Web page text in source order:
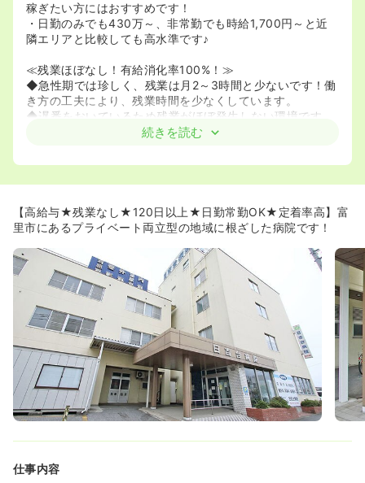
稼ぎたい方にはおすすめです！
・日勤のみでも430万～、非常勤でも時給1,700円～と近
隣エリアと比較しても高水準です♪
≪残業ほぼなし！有給消化率100%！≫
◆急性期では珍しく、残業は月2～3時間と少ないです！働
き方の工夫により、残業時間を少なくしています。
◆遅番をおいているため残業がほぼ発生しない環境です。
◆有給消化率は100%です！各所属長がシフトを組む際に
きます。
◆夜勤専従の方が複数いるため、日勤常勤も時短勤務も相
談可能です！プライベートと両立しながら勤務できます。
≪定着率高！中々でない貴重な求人です！≫
◆定着率が高く、毎年ほとんど退職者が出ません。10～20
年以上働いているベテラン看護師さんも活躍されていま
す。長く働きたい方にはおすすめです！
続きを読む
【高給与★残業なし★120日以上★日勤常勤OK★定着率高】富
里市にあるプライベート両立型の地域に根ざした病院です！
仕事内容